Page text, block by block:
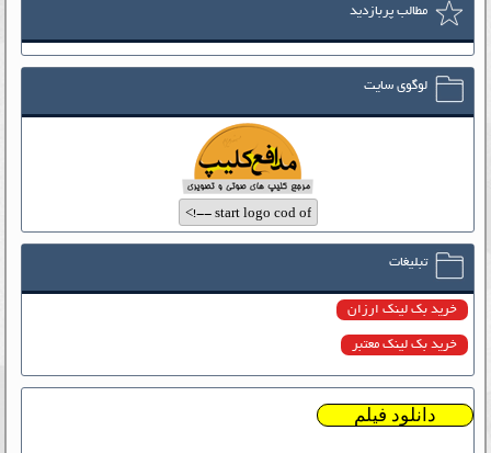
مطالب پربازدید
لوگوی سایت
تبلیغات
خرید بک لینک ارزان
خرید بک لینک معتبر
دانلود فیلم